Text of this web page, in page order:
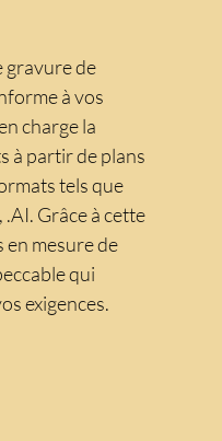
gravure de
à vos
charge la
à partir de plans
tels que
.AI. Grâce à cette
en mesure de
qui
exigences.